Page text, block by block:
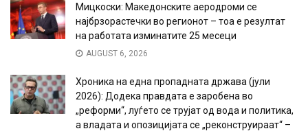
Мицкоски: Македонските аеродроми се
најбрзорастечки во регионот – тоа е резултат
на работата изминатите 25 месеци
AUGUST 6, 2026
Хроника на една пропадната држава (јули
2026): Додека правдата е заробена во
„реформи“, луѓето се трујат од вода и политика,
а владата и опозицијата се „реконструираат“ –